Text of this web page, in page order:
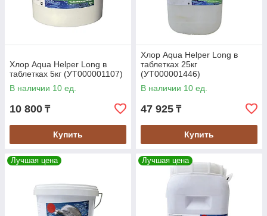
Хлор Aqua Helper Long в
таблетках 5кг (УТ000001107)
В наличии 10 ед.
10 800 ₸
Купить
Хлор Aqua Helper Long в
таблетках 25кг
(УТ000001446)
В наличии 10 ед.
47 925 ₸
Купить
Лучшая цена Лучшая цена